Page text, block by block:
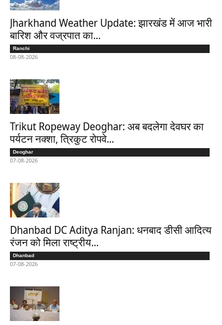
Jharkhand Weather Update: झारखंड में आज भारी
बारिश और वज्रपात का...
Ranchi
08-08-2026
Trikut Ropeway Deoghar: अब बदलेगा देवघर का
पर्यटन नक्शा, त्रिकुट रोपवे...
Deoghar
07-08-2026
Dhanbad DC Aditya Ranjan: धनबाद डीसी आदित्य
रंजन को मिला राष्ट्रीय...
Dhanbad
07-08-2026